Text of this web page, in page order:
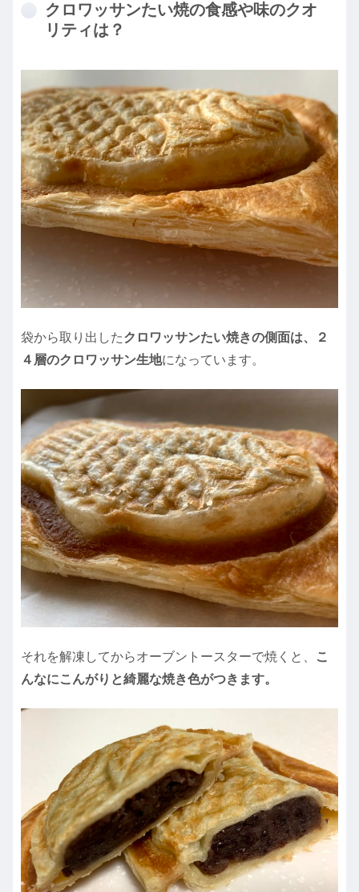
クロワッサンたい焼の食感や味のクオ
リティは？
袋から取り出したクロワッサンたい焼きの側面は、２
４層のクロワッサン生地になっています。
それを解凍してからオーブントースターで焼くと、
こ
んなにこんがりと綺麗な焼き色がつきます。